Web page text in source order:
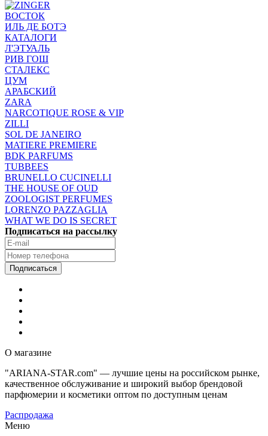
ВОСТОК
ИЛЬ ДЕ БОТЭ
КАТАЛОГИ
Л'ЭТУАЛЬ
РИВ ГОШ
СТАЛЕКС
ЦУМ
АРАБСКИЙ
ZARA
NARCOTIQUE ROSE & VIP
ZILLI
SOL DE JANEIRO
MATIERE PREMIERE
BDK PARFUMS
TUBBEES
BRUNELLO CUCINELLI
THE HOUSE OF OUD
ZOOLOGIST PERFUMES
LORENZO PAZZAGLIA
WHAT WE DO IS SECRET
Подписаться на рассылку
О магазине
"ARIANA-STAR.com" — лучшие цены на российском рынке,
качественное обслуживание и широкий выбор брендовой
парфюмерии и косметики оптом по доступным ценам
Распродажа
Меню